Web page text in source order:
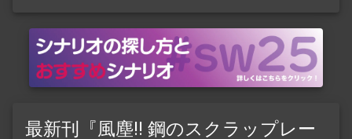
最新刊『風塵!! 鋼のスクラップレー